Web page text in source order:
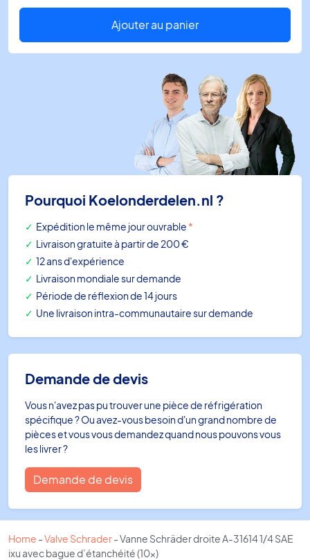
Vanne
Schräder
droite
A-
d'étanchéité
Ajouter au panier
Pourquoi Koelonderdelen.nl ?
Expédition le même jour ouvrable *
Livraison gratuite à partir de 200 €
12 ans d'expérience
Livraison mondiale sur demande
Période de réflexion de 14 jours
Une livraison intra-communautaire sur demande
Demande de devis
Vous n'avez pas pu trouver une pièce de réfrigération
spécifique ? Ou avez-vous besoin d'un grand nombre de
pièces et vous vous demandez quand nous pouvons vous
les livrer ?
Demande de devis
Home -Valve Schrader-Vanne Schräder droite A-31614 1/4 SAE
ixu avec bague d’étanchéité (10x)